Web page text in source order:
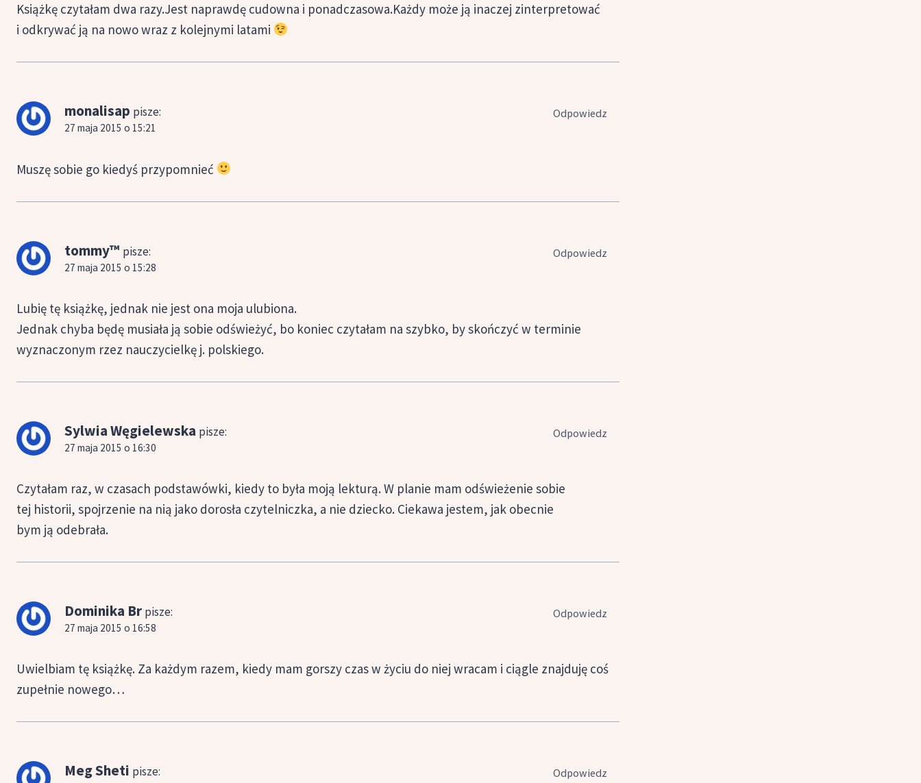
Książkę czytałam dwa razy.Jest naprawdę cudowna i ponadczasowa.Każdy może ją inaczej zinterpretować
i odkrywać ją na nowo wraz z kolejnymi latami
monalisap pisze:
27 maja 2015 o 15:21
Muszę sobie go kiedyś przypomnieć
Odpowiedz
tommy™ pisze:
27 maja 2015 o 15:28
Lubię tę książkę, jednak nie jest ona moja ulubiona.
Jednak chyba będę musiała ją sobie odświeżyć, bo koniec czytałam na szybko, by skończyć w terminie
wyznaczonym rzez nauczycielkę j. polskiego.
Odpowiedz
Sylwia Węgielewska pisze:
27 maja 2015 o 16:30
Czytałam raz, w czasach podstawówki, kiedy to była moją lekturą. W planie mam odświeżenie sobie
tej historii, spojrzenie na nią jako dorosła czytelniczka, a nie dziecko. Ciekawa jestem, jak obecnie
bym ją odebrała.
Odpowiedz
Dominika Br pisze:
27 maja 2015 o 16:58
Uwielbiam tę książkę. Za każdym razem, kiedy mam gorszy czas w życiu do niej wracam i ciągle znajduję coś
zupełnie nowego…
Odpowiedz
Meg Sheti pisze: Odpowiedz